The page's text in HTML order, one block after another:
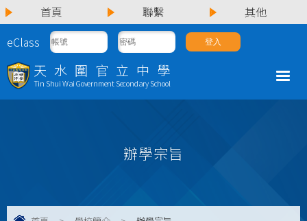
天水圍官立中學
Tin Shui Wai Government Secondary School
首頁 聯繫
其他
eClass
辦學宗旨